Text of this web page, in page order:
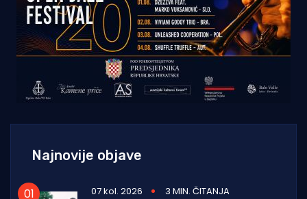
Najnovije objave
07 kol. 2026
3 MIN. ČITANJA